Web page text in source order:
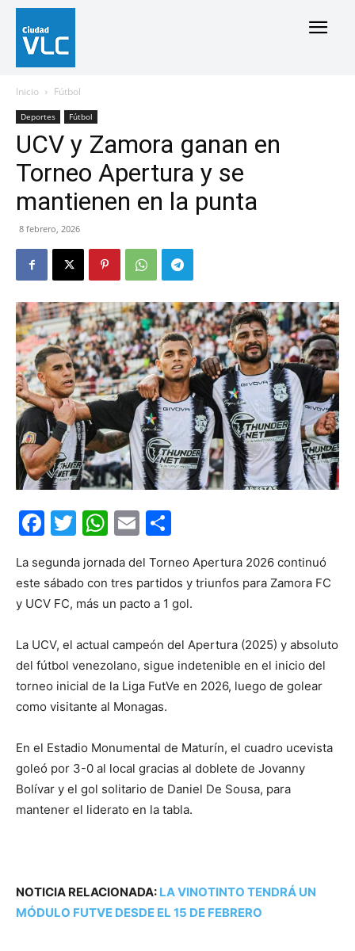
Inicio Fútbol
Deportes Fútbol
UCV y Zamora ganan en
Torneo Apertura y se
mantienen en la punta
8 febrero, 2026
Facebook
Twitter
WhatsApp
Email
La segunda jornada del Torneo Apertura 2026 continuó
este sábado con tres partidos y triunfos para Zamora FC
y UCV FC, más un pacto a 1 gol.
La UCV, el actual campeón del Apertura (2025) y absoluto
del fútbol venezolano, sigue indetenible en el inicio del
torneo inicial de la Liga FutVe en 2026, luego de golear
como visitante al Monagas.
En el Estadio Monumental de Maturín, el cuadro ucevista
goleó por 3-0 al local gracias al doblete de Jovanny
Bolívar y el gol solitario de Daniel De Sousa, para
mantener el liderato en la tabla.
NOTICIA RELACIONADA: LA VINOTINTO TENDRÁ UN
MÓDULO FUTVE DESDE EL 15 DE FEBRERO